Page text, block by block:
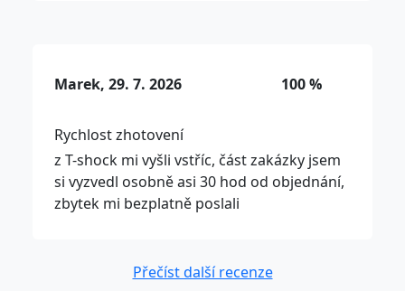
Marek, 29. 7. 2026 100 %
Rychlost zhotovení
z T-shock mi vyšli vstříc, část zakázky jsem
si vyzvedl osobně asi 30 hod od objednání,
zbytek mi bezplatně poslali
Přečíst další recenze